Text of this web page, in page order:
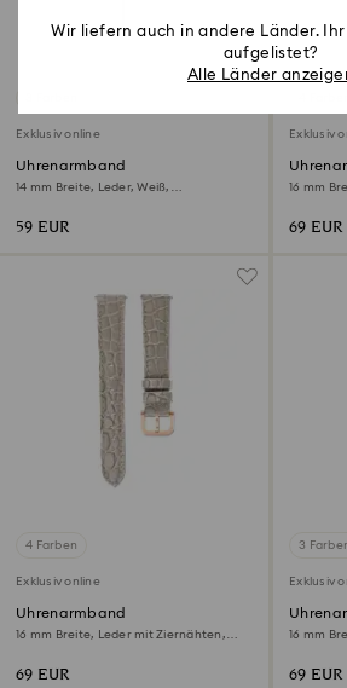
Exklusiv online
Uhrenarmband
14 mm Breite, Leder, Weiß,
59 EUR
Exklusiv
16 mm
69 EUR
4 Farben
Exklusiv online
Uhrenarmband
16 mm Breite, Leder mit Ziernähten,
69 EUR
3
Exklusiv
16 mm
69 EUR
Wir liefern auch in andere Länder.
aufgelistet?
Alle Länder